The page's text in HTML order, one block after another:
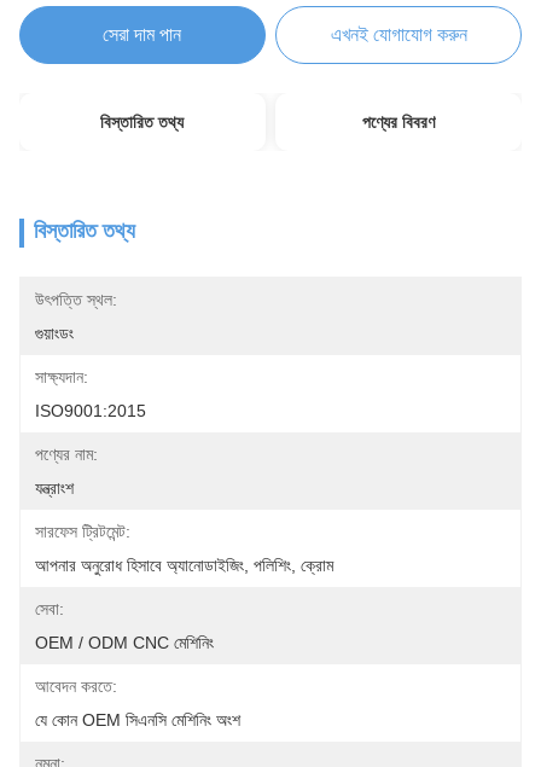
সেরা দাম পান এখনই যোগাযোগ করুন
বিস্তারিত তথ্য পণ্যের বিবরণ
বিস্তারিত তথ্য
উৎপত্তি স্থল:
গুয়াংডং
সাক্ষ্যদান:
ISO9001:2015
পণ্যের নাম:
যন্ত্রাংশ
সারফেস ট্রিটমেন্ট:
আপনার অনুরোধ হিসাবে অ্যানোডাইজিং, পলিশিং, ক্রোম
সেবা:
OEM / ODM CNC মেশিনিং
আবেদন করতে:
যে কোন OEM সিএনসি মেশিনিং অংশ